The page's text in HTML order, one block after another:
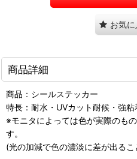
お気
商品詳細
商品：シールステッカー
特長：耐水・UVカット耐候・強粘
※モニタによっては色が実際のも
す。
(光の加減で色の濃淡に差が出るこ